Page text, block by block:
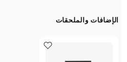
الإضافات والملحقات